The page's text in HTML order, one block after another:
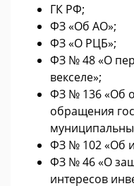
ГК РФ;
ФЗ «Об АО»;
ФЗ «О РЦБ»;
ФЗ № 48 «О
векселе»;
ФЗ № 136 «Об
обращения
ФЗ № 102 «Об
ФЗ № 46 «О
интересов